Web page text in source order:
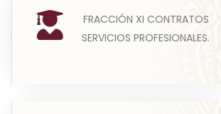
FRACCIÓN XI CONTRATOS
SERVICIOS PROFESIONALES.
En cumplimiento de la presente
fracción, los sujetos obligados
publicarán información...